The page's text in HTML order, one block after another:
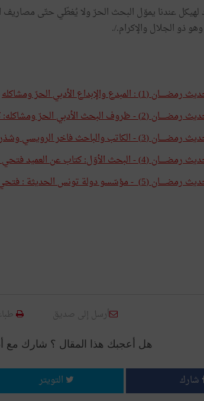
عندنا يموّل البحث الحرّ ولا يُغطّي حتّى مصاريف
ذو الجلال والإكرام./.
والإبداع الأدبي الحرّ ومشاكله
الحرّ ومشاكله: كتب فاخر الرويسي مثالا
فاخر الرويسي وشذرات من سيرته
كتاب عن العميد فتحي زهير
: فتحي زهير ضمن الوحدة التّأسيسيّة العامة
أرسل إلى صديق
هل أعجبك هذا المقال ؟ شارك مع
شارك التويتر